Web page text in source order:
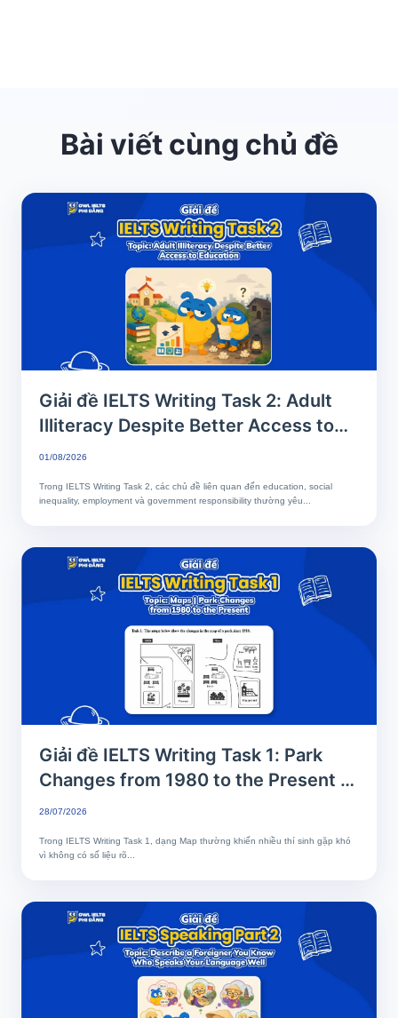
Bài viết cùng chủ đề
Giải đề IELTS Writing Task 2: Adult
Illiteracy Despite Better Access to
Education | Phân tích chi tiết & Bài
01/08/2026
Trong IELTS Writing Task 2, các chủ đề liên quan đến education, social
inequality, employment và government responsibility thường yêu...
Giải đề IELTS Writing Task 1: Park
Changes from 1980 to the Present |
Phân tích chi tiết & Bài mẫu band 8+
28/07/2026
Trong IELTS Writing Task 1, dạng Map thường khiến nhiều thí sinh gặp khó
vì không có số liệu rõ...